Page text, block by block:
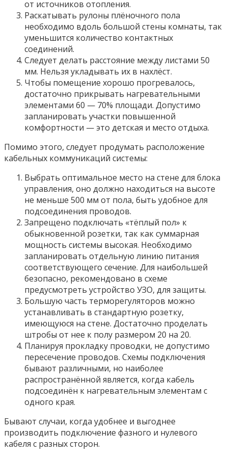
от источников отопления.
Раскатывать рулоны плёночного пола
необходимо вдоль большой стены комнаты, так
уменьшится количество контактных
соединений.
Следует делать расстояние между листами 50
мм. Нельзя укладывать их в нахлёст.
Чтобы помещение хорошо прогревалось,
достаточно прикрывать нагревательными
элементами 60 — 70% площади. Допустимо
запланировать участки повышенной
комфортности — это детская и место отдыха.
Помимо этого, следует продумать расположение
кабельных коммуникаций системы:
Выбрать оптимальное место на стене для блока
управления, оно должно находиться на высоте
не меньше 500 мм от пола, быть удобное для
подсоединения проводов.
Запрещено подключать «тёплый пол» к
обыкновенной розетки, так как суммарная
мощность системы высокая. Необходимо
запланировать отдельную линию питания
соответствующего сечение. Для наибольшей
безопасно, рекомендовано в схеме
предусмотреть устройство УЗО, для защиты.
Большую часть терморегуляторов можно
устанавливать в стандартную розетку,
имеющуюся на стене. Достаточно проделать
штробы от нее к полу размером 20 на 20.
Планируя прокладку проводки, не допустимо
пересечение проводов. Схемы подключения
бывают различными, но наиболее
распространённой является, когда кабель
подсоединён к нагревательным элементам с
одного края.
Бывают случаи, когда удобнее и выгоднее
производить подключение фазного и нулевого
кабеля с разных сторон.